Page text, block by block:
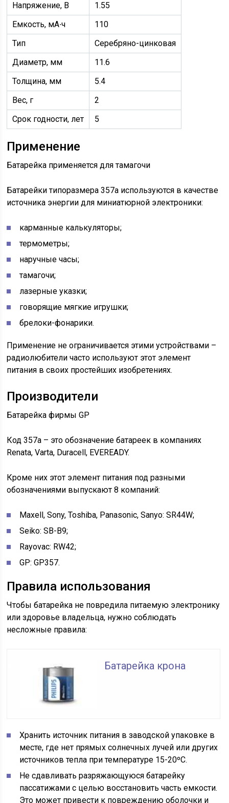
Напряжение, В
1.55
Емкость, мА∙ч
110
Тип
Серебряно-цинковая
Диаметр, мм
11.6
Толщина, мм
5.4
Вес, г
2
Срок годности, лет
5
Применение
Батарейка применяется для тамагочи
Батарейки типоразмера 357а используются в качестве
источника энергии для миниатюрной электроники:
карманные калькуляторы;
термометры;
наручные часы;
тамагочи;
лазерные указки;
говорящие мягкие игрушки;
брелоки-фонарики.
Применение не ограничивается этими устройствами –
радиолюбители часто используют этот элемент
питания в своих простейших изобретениях.
Производители
Батарейка фирмы GP
Код 357а – это обозначение батареек в компаниях
Renata, Varta, Duracell, EVEREADY.
Кроме них этот элемент питания под разными
обозначениями выпускают 8 компаний:
Maxell, Sony, Toshiba, Panasonic, Sanyo: SR44W;
Seiko: SB-B9;
Rayovac: RW42;
GP: GP357.
Правила использования
Чтобы батарейка не повредила питаемую электронику
или здоровье владельца, нужно соблюдать
несложные правила:
Батарейка крона
Хранить источник питания в заводской упаковке в
месте, где нет прямых солнечных лучей или других
источников тепла при температуре 15-20ºС.
Не сдавливать разряжающуюся батарейку
пассатижами с целью восстановить часть емкости.
Это может привести к повреждению оболочки и